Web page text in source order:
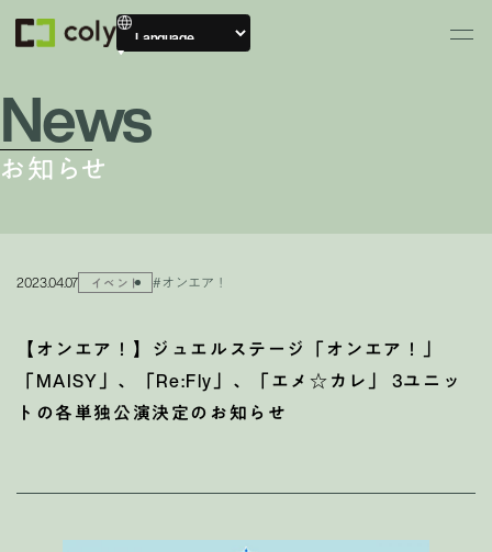
News
お知らせ
2023.04.07 イベント #オンエア！
【オンエア！】ジュエルステージ「オンエア！」
「MAISY」、「Re:Fly」、「エメ☆カレ」 3ユニッ
トの各単独公演決定のお知らせ